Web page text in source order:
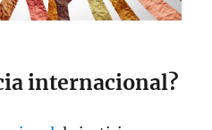
internacional?